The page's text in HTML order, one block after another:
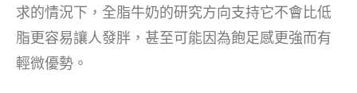
求的情況下，全脂牛奶的研究方向支持它不會比低
脂更容易讓人發胖，甚至可能因為飽足感更強而有
輕微優勢。